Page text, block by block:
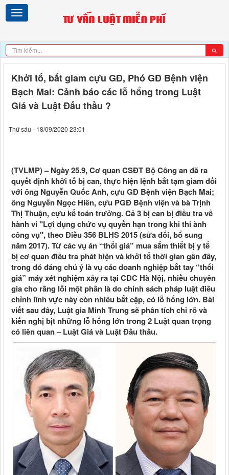
Khởi tố, bắt giam cựu GĐ, Phó GĐ Bệnh viện
Bạch Mai: Cảnh báo các lỗ hổng trong Luật
Giá và Luật Đấu thầu ?
Thứ sáu - 18/09/2020 23:01
(TVLMP) – Ngày 25.9, Cơ quan CSĐT Bộ Công an đã ra
quyết định khởi tố bị can, thực hiện lệnh bắt tạm giam đối
với ông Nguyễn Quốc Anh, cựu GĐ Bệnh viện Bạch Mai;
ông Nguyễn Ngọc Hiền, cựu PGĐ Bệnh viện và bà Trịnh
Thị Thuận, cựu kế toán trưởng. Cả 3 bị can bị điều tra về
hành vi "Lợi dụng chức vụ quyền hạn trong khi thi ành
công vụ", theo Điều 356 BLHS 2015 (sửa đổi, bổ sung
năm 2017). Từ các vụ án “thổi giá” mua sắm thiết bị y tế
bị cơ quan điều tra phát hiện và khởi tố thời gian gần đây,
trong đó đáng chú ý là vụ các doanh nghiệp bắt tay “thổi
giá” máy xét nghiệm xảy ra tại CDC Hà Nộị, nhiều chuyên
gia cho rằng lỗi một phần là do chính sách pháp luật điều
chỉnh lĩnh vực này còn nhiều bất cập, có lỗ hổng lớn. Bài
viết sau đây, Luật gia Minh Trung sẽ phân tích chỉ rõ và
kiến nghị bịt những lỗ hổng lớn trong 2 Luật quan trọng
có liên quan – Luật Giá và Luật Đầu thầu.